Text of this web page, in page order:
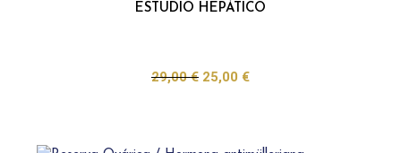
ESTUDIO HEPÁTICO
29,00€ 25,00 €